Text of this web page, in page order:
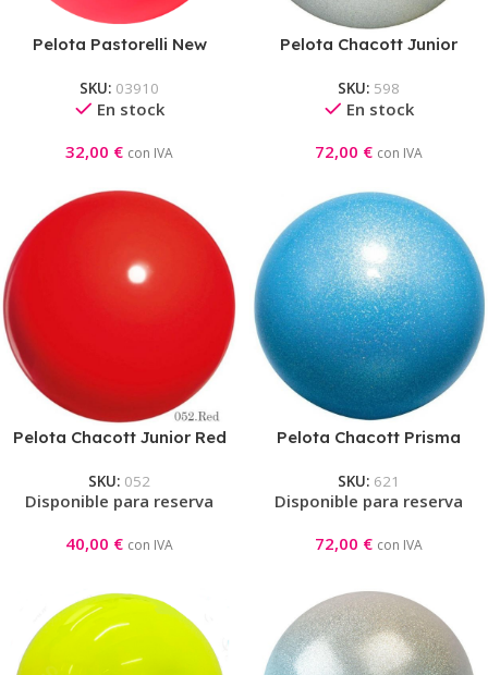
Pelota Pastorelli New
SKU: 03910
En stock
32,00 € con IVA
Pelota Chacott Junior
SKU: 598
En stock
72,00 € con IVA
Pelota Chacott Junior Red
SKU: 052
Disponible para reserva
40,00 € con IVA
Pelota Chacott Prisma
SKU: 621
Disponible para reserva
72,00 € con IVA